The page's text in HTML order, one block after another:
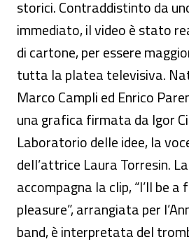
storici. Contraddistinto da
immediato, il video è stato
di cartone, per essere
tutta la platea televisiva.
Marco Campli ed Enrico
una grafica firmata da Igor
Laboratorio delle idee, la
dell’attrice Laura Torresin.
accompagna la clip, “I’ll be
pleasure”, arrangiata per
band, è interpretata del